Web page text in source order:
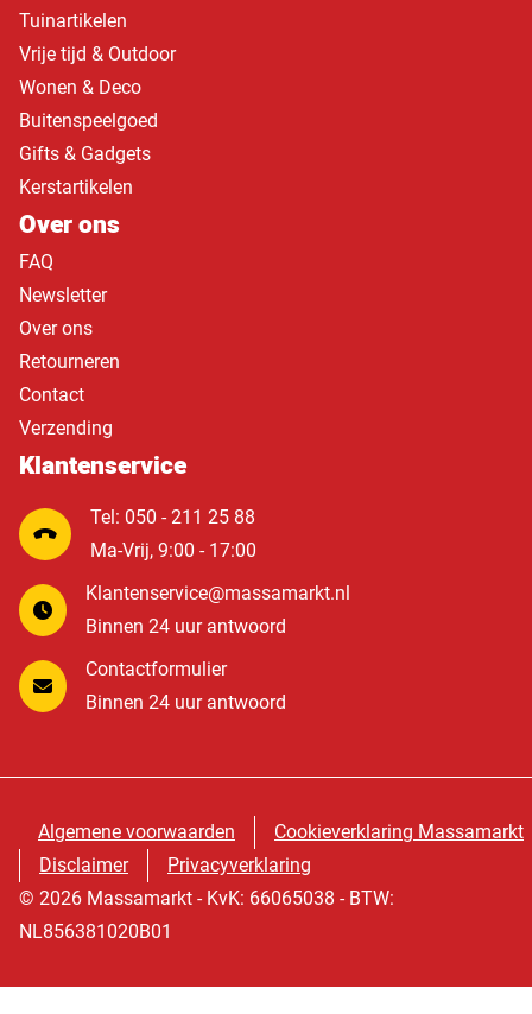
Tuinartikelen
Vrije tijd & Outdoor
Wonen & Deco
Buitenspeelgoed
Gifts & Gadgets
Kerstartikelen
Over ons
FAQ
Newsletter
Over ons
Retourneren
Contact
Verzending
Klantenservice
Tel: 050 - 211 25 88
Ma-Vrij, 9:00 - 17:00
Klantenservice@massamarkt.nl
Binnen 24 uur antwoord
Contactformulier
Binnen 24 uur antwoord
Algemene voorwaarden
Cookieverklaring Massamarkt
Disclaimer
Privacyverklaring
© 2026 Massamarkt - KvK: 66065038 - BTW:
NL856381020B01